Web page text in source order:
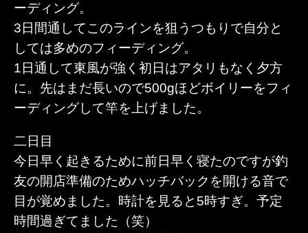
ーディング。
3日間通してこのラインを狙うつもりで自分と
しては多めのフィーディング。
1日通して東風が強く初日はアタリもなく夕方
に。先はまだ長いので500gほどボイリーをフィ
ーディングして竿を上げました。
二日目
今日早く起きるために前日早く寝たのですが釣
友の開店準備のためハッチバックを開ける音で
目が覚めました。時計を見ると5時すぎ。予定
時間過ぎてました（笑）